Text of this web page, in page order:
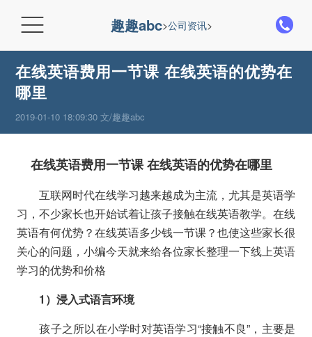
 趣趣abc>公司资讯>
在线英语费用一节课 在线英语的优势在
哪里
2019-01-10 18:09:30 文/趣趣abc
在线英语费用一节课 在线英语的优势在哪里
互联网时代在线学习越来越成为主流，尤其是英语学
习，不少家长也开始试着让孩子接触在线英语教学。在线
英语有何优势？在线英语多少钱一节课？也使这些家长很
关心的问题，小编今天就来给各位家长整理一下线上英语
学习的优势和价格
1）浸入式语言环境
孩子之所以在小学时对英语学习“接触不良”，主要是